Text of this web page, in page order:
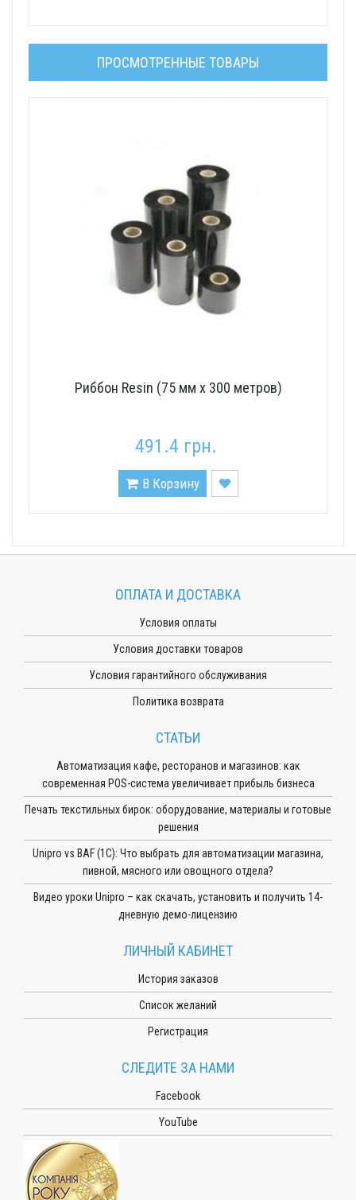
ПРОСМОТРЕННЫЕ ТОВАРЫ
Риббон Resin (75 мм x 300 метров)
491.4 грн.
В Корзину
ОПЛАТА И ДОСТАВКА
Условия оплаты
Условия доставки товаров
Условия гарантийного обслуживания
Политика возврата
СТАТЬИ
Автоматизация кафе, ресторанов и магазинов: как
современная POS-система увеличивает прибыль бизнеса
Печать текстильных бирок: оборудование, материалы и готовые
решения
Unipro vs BAF (1С): Что выбрать для автоматизации магазина,
пивной, мясного или овощного отдела?
Видео уроки Unipro – как скачать, установить и получить 14-
дневную демо-лицензию
ЛИЧНЫЙ КАБИНЕТ
История заказов
Список желаний
Регистрация
СЛЕДИТЕ ЗА НАМИ
Facebook
YouTube